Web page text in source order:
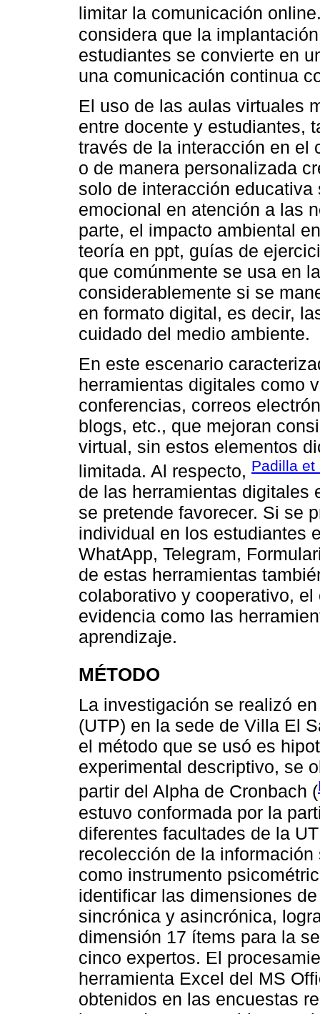
limitar la comunicación
considera que la
estudiantes se convierte en
una comunicación continua
El uso de las aulas virtuales
entre docente y estudiantes,
través de la interacción en el
o de manera personalizada
solo de interacción
emocional en atención a las
parte, el impacto ambiental
teoría en ppt, guías de
que comúnmente se usa en
considerablemente si se
en formato digital, es decir,
cuidado del medio ambiente.
En este escenario
herramientas digitales como
conferencias, correos
blogs, etc., que mejoran
virtual, sin estos elementos
limitada. Al respecto, Padilla et
de las herramientas digitales
se pretende favorecer. Si se
individual en los estudiantes
WhatApp, Telegram,
de estas herramientas
colaborativo y cooperativo,
evidencia como las
aprendizaje.
MÉTODO
La investigación se realizó
(UTP) en la sede de Villa El
el método que se usó es
experimental descriptivo, se
partir del Alpha de Cronbach (
estuvo conformada por la
diferentes facultades de la
recolección de la
como instrumento
identificar las dimensiones
sincrónica y asincrónica,
dimensión 17 ítems para la
cinco expertos. El
herramienta Excel del MS
obtenidos en las encuestas